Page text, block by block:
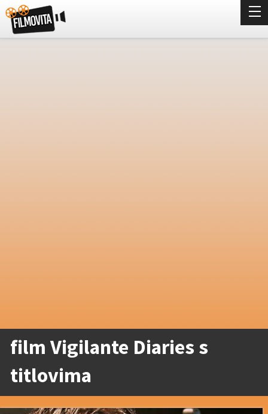
film Vigilante Diaries s
titlovima